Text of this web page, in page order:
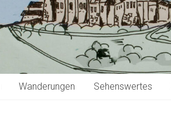
Wanderungen Sehenswertes